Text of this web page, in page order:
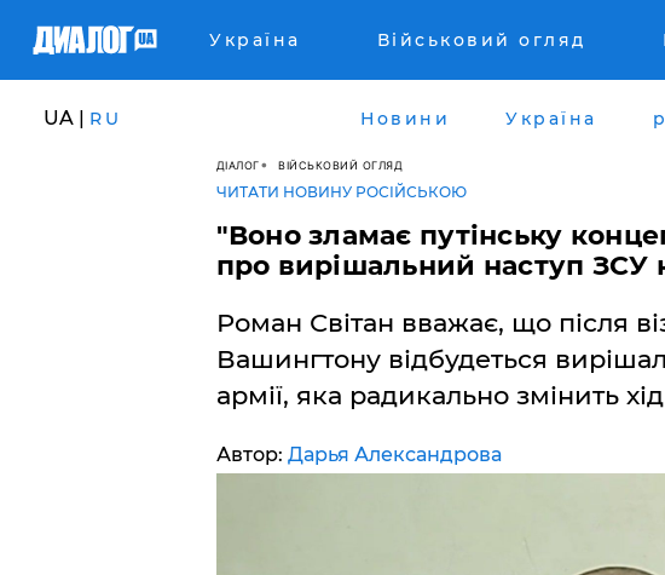
Україна Військовий огляд
UA | RU Новини Україна
ДІАЛОГ ВІЙСЬКОВИЙ ОГЛЯД
ЧИТАТИ НОВИНУ РОСІЙСЬКОЮ
"Воно зламає путінську
про вирішальний наступ
Роман Світан вважає, що після
Вашингтону відбудеться
армії, яка радикально змінить
Автор: Дарья Александрова